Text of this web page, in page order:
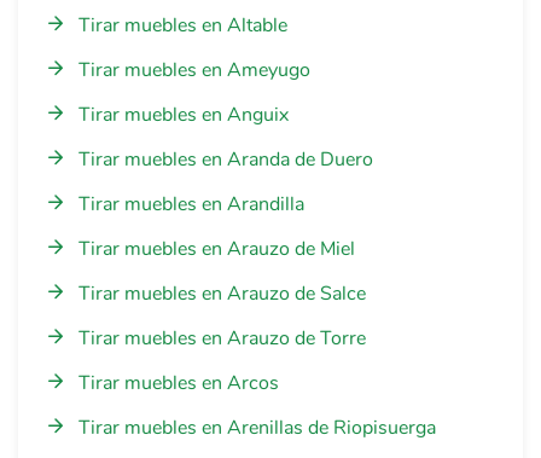
Tirar muebles en Altable
Tirar muebles en Ameyugo
Tirar muebles en Anguix
Tirar muebles en Aranda de Duero
Tirar muebles en Arandilla
Tirar muebles en Arauzo de Miel
Tirar muebles en Arauzo de Salce
Tirar muebles en Arauzo de Torre
Tirar muebles en Arcos
Tirar muebles en Arenillas de Riopisuerga